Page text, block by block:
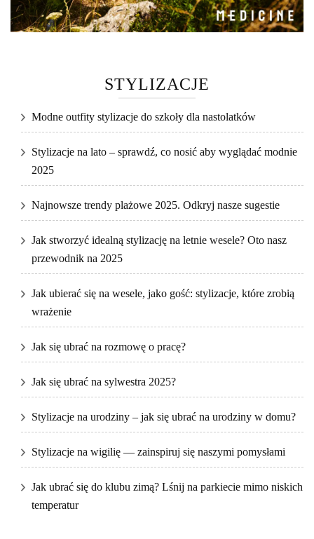
STYLIZACJE
Modne outfity stylizacje do szkoły dla nastolatków
Stylizacje na lato – sprawdź, co nosić aby wyglądać modnie
2025
Najnowsze trendy plażowe 2025. Odkryj nasze sugestie
Jak stworzyć idealną stylizację na letnie wesele? Oto nasz
przewodnik na 2025
Jak ubierać się na wesele, jako gość: stylizacje, które zrobią
wrażenie
Jak się ubrać na rozmowę o pracę?
Jak się ubrać na sylwestra 2025?
Stylizacje na urodziny – jak się ubrać na urodziny w domu?
Stylizacje na wigilię — zainspiruj się naszymi pomysłami
Jak ubrać się do klubu zimą? Lśnij na parkiecie mimo niskich
temperatur